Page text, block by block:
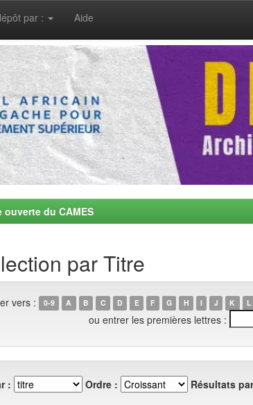
par : Aide
du CAMES
par Titre
vers : 0-9 A B C D E F G H I J K L
ou entrer les premières lettres :
: Ordre : Résultats